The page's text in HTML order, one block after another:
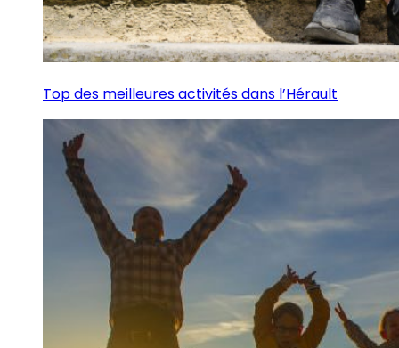
Top des meilleures activités dans l’Hérault